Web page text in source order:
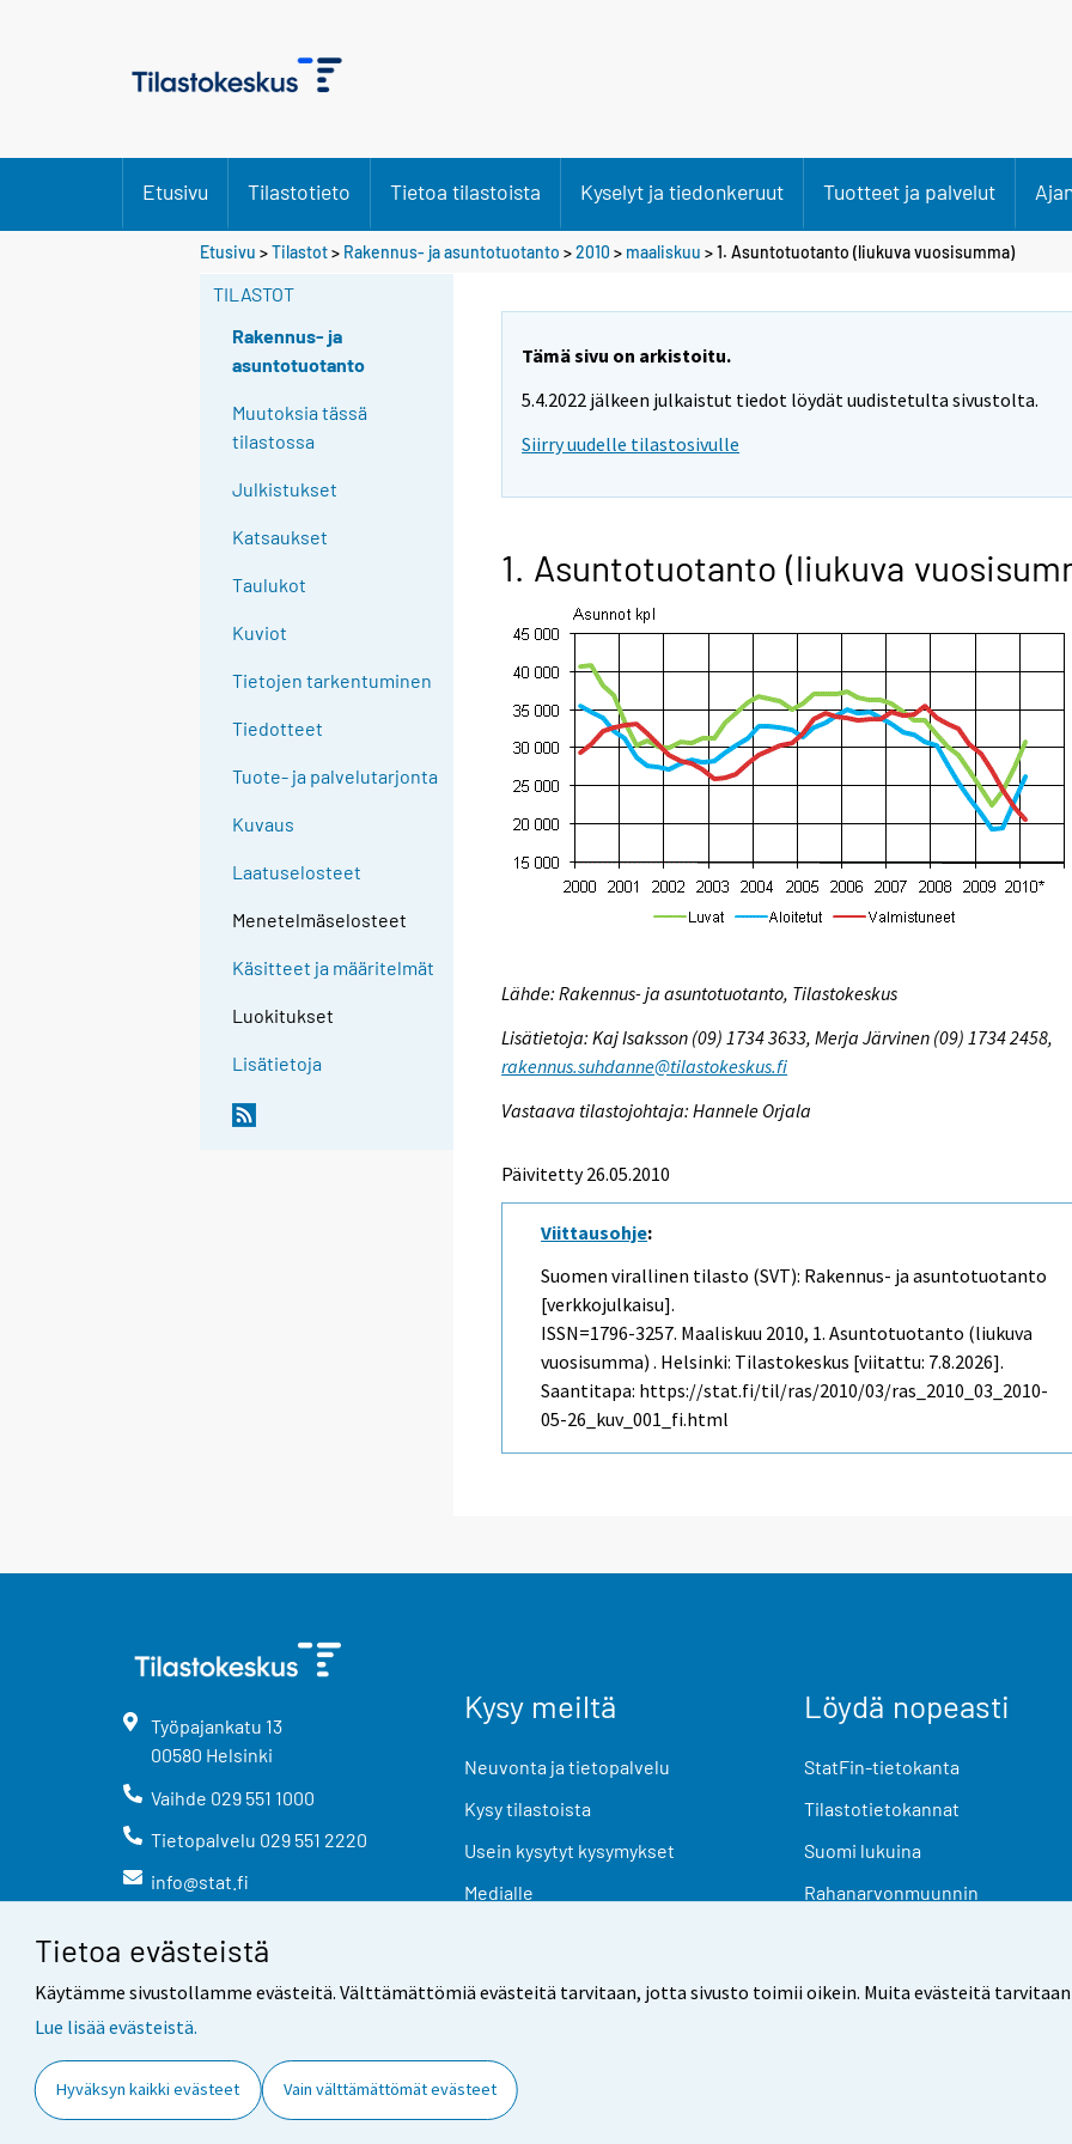
Tietoa evästeistä
Käytämme sivustollamme evästeitä. Välttämättömiä evästeitä tarvitaan, jotta sivusto toimii oikein. Muita evästeitä
Lue lisää evästeistä.
Hyväksyn kaikki evästeet Vain välttämättömät evästeet
Etusivu Tilastotieto Tietoa tilastoista Kyselyt ja tiedonkeruut Tuotteet ja palvelut
Etusivu >Tilastot> Rakennus- ja asuntotuotanto >2010 > maaliskuu > 1. Asuntotuotanto (liukuva vuosisumma)
TILASTOT
Rakennus- ja
asuntotuotanto
Muutoksia tässä
tilastossa
Julkistukset
Katsaukset
Taulukot
Kuviot
Tietojen tarkentuminen
Tiedotteet
Tuote- ja palvelutarjonta
Kuvaus
Laatuselosteet
Menetelmäselosteet
Käsitteet ja määritelmät
Luokitukset
Lisätietoja
Tämä sivu on arkistoitu.
5.4.2022 jälkeen julkaistut tiedot löydät uudistetulta sivustolta.
Siirry uudelle tilastosivulle
1. Asuntotuotanto (liukuva
Lähde: Rakennus- ja asuntotuotanto, Tilastokeskus
Lisätietoja: Kaj Isaksson (09) 1734 3633, Merja Järvinen (09) 1734 2458,
rakennus.suhdanne@tilastokeskus.fi
Vastaava tilastojohtaja: Hannele Orjala
Päivitetty 26.05.2010
Viittausohje:
Suomen virallinen tilasto (SVT): Rakennus- ja asuntotuotanto
[verkkojulkaisu].
ISSN=1796-3257. Maaliskuu 2010, 1. Asuntotuotanto (liukuva
vuosisumma) . Helsinki: Tilastokeskus [viitattu: 7.8.2026].
Saantitapa: https://stat.fi/til/ras/2010/03/ras_2010_03_2010-
05-26_kuv_001_fi.html
Työpajankatu 13
00580 Helsinki
Vaihde 029 551 1000
Tietopalvelu 029 551 2220
info@stat.fi
Kysy meiltä
Neuvonta ja tietopalvelu
Kysy tilastoista
Usein kysytyt kysymykset
Medialle
Löydä nopeasti
StatFin-tietokanta
Tilastotietokannat
Suomi lukuina
Rahanarvonmuunnin
Yhteystiedot Palaute